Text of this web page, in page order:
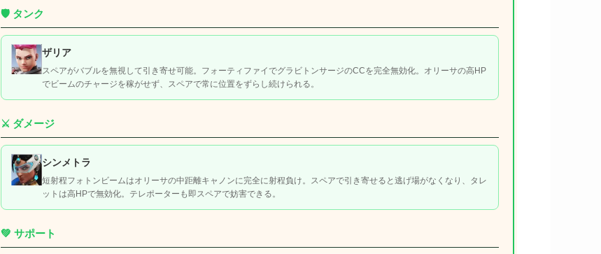
🛡️ タンク
ザリア
スペアがバブルを無視して引き寄せ可能。フォーティファイでグラビトンサージのCCを完全無効化。オリーサの高HP
でビームのチャージを稼がせず、スペアで常に位置をずらし続けられる。
⚔️ ダメージ
シンメトラ
短射程フォトンビームはオリーサの中距離キャノンに完全に射程負け。スペアで引き寄せると逃げ場がなくなり、タレ
ットは高HPで無効化。テレポーターも即スペアで妨害できる。
💚 サポート